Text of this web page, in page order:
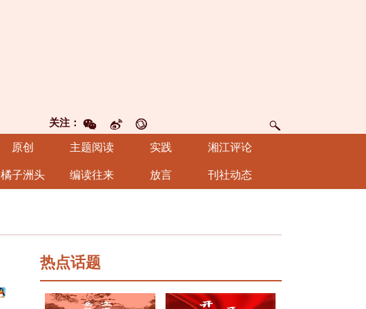
关注：
原创 主题阅读 实践 湘江评论
橘子洲头 编读往来 放言 刊社动态
热点话题